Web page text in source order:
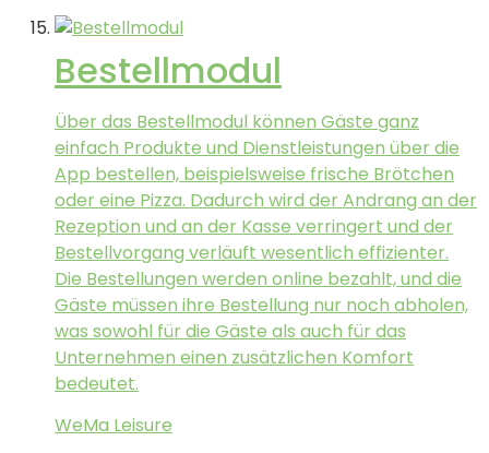
Bestellmodul
Über das Bestellmodul können Gäste ganz
einfach Produkte und Dienstleistungen über die
App bestellen, beispielsweise frische Brötchen
oder eine Pizza. Dadurch wird der Andrang an der
Rezeption und an der Kasse verringert und der
Bestellvorgang verläuft wesentlich effizienter.
Die Bestellungen werden online bezahlt, und die
Gäste müssen ihre Bestellung nur noch abholen,
was sowohl für die Gäste als auch für das
Unternehmen einen zusätzlichen Komfort
bedeutet.
WeMa Leisure